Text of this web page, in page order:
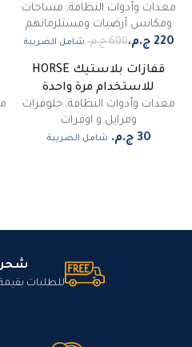
معدات وأدوات النظافة, مساحات
ومكانس أرضيات ومستلزماتهم
‏600 ج.م.‏ شامل الضريبة
قفازات بلاستيك HORSE
للاستخدام مرة واحدة
معدات وأدوات النظافة,جلوفزات
ومرايل و اوفرات
شامل الضريبة
شحن
للطلبات بقيمة 1000 جنيه أو